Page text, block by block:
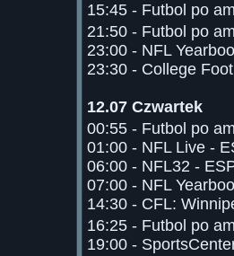
15:45 - Futbol po
21:50 - Futbol po
23:00 - NFL
23:30 - College
12.07 Czwartek
00:55 - Futbol po
01:00 - NFL Live -
06:00 - NFL32 -
07:00 - NFL
14:30 - CFL:
16:25 - Futbol po
19:00 -